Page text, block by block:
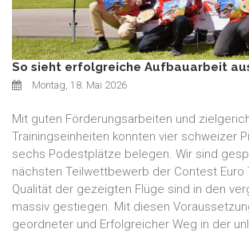
So sieht erfolgreiche Aufbauarbeit
Montag, 18. Mai 2026
Mit guten Förderungsarbeiten und
Trainingseinheiten konnten vier schweizer
sechs Podestplätze belegen. Wir sind
nächsten Teilwettbewerb der Contest Euro
Qualität der gezeigten Flüge sind in den
massiv gestiegen. Mit diesen
geordneter und Erfolgreicher Weg in der